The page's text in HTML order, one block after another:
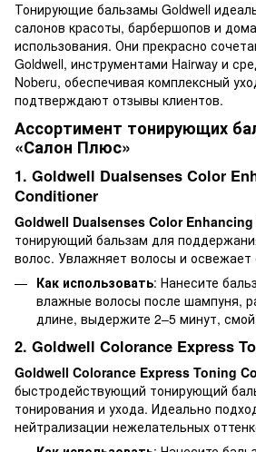
Тонирующие бальзамы Goldwell
салонов красоты, барбершопов и
использования. Они прекрасно
Goldwell, инструментами Hairway и
Noberu, обеспечивая комплексный
подтверждают отзывы клиентов.
Ассортимент тонирующих
«Салон Плюс»
1. Goldwell Dualsenses Color
Conditioner
Goldwell Dualsenses Color
тонирующий бальзам для
волос. Увлажняет волосы и освежает
Как использовать: Нанесите
влажные волосы после шампуня,
длине, выдержите 2–5 минут,
2. Goldwell Colorance Express
Goldwell Colorance Express Toning
быстродействующий тонирующий
тонирования и ухода. Идеально
нейтрализации нежелательных